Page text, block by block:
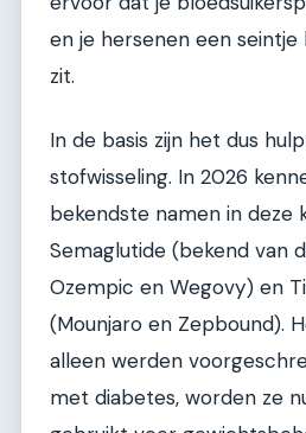
en je hersenen een seintje
zit.
In de basis zijn het dus
stofwisseling. In 2026
bekendste namen in deze
Semaglutide (bekend van
Ozempic en Wegovy) en
(Mounjaro en Zepbound).
alleen werden
met diabetes, worden ze